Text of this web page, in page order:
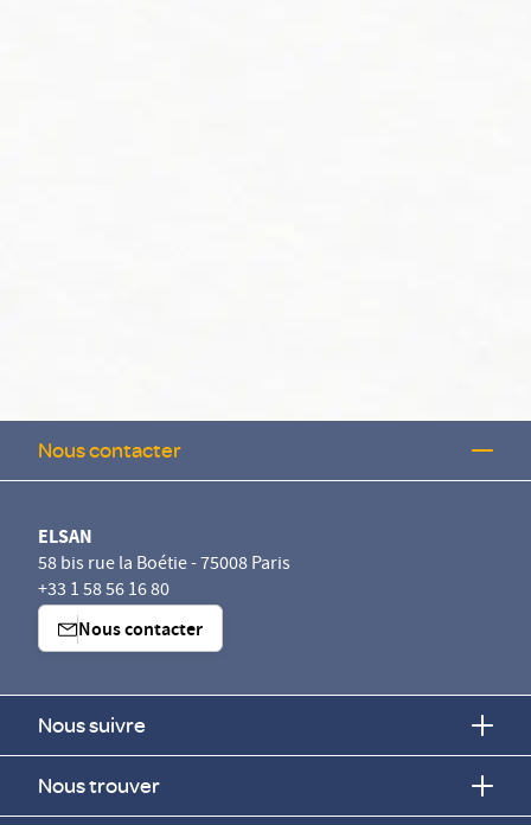
Nous contacter
ELSAN
58 bis rue la Boétie - 75008 Paris
+33 1 58 56 16 80
Nous contacter
Nous suivre
Nous trouver